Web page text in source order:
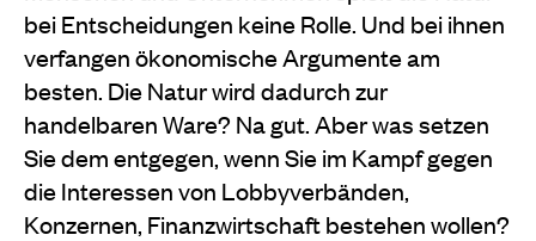
bei Entscheidungen keine Rolle. Und bei ihnen
verfangen ökonomische Argumente am
besten. Die Natur wird dadurch zur
handelbaren Ware? Na gut. Aber was setzen
Sie dem entgegen, wenn Sie im Kampf gegen
die Interessen von Lobbyverbänden,
Konzernen, Finanzwirtschaft bestehen wollen?